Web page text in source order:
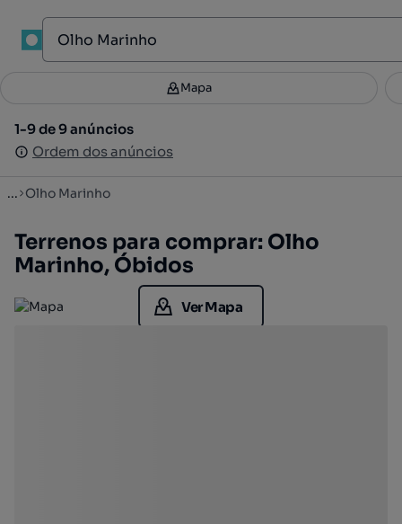
Filtros 2
1-9 de 9 anúncios
Ordem dos anúncios
Mapa
1-9 de 9 anúncios
Ordem dos anúncios
... Olho Marinho
Terrenos para comprar: Olho
Marinho, Óbidos
Ver Mapa